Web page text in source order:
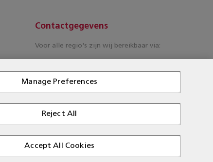
Contactgegevens
Voor alle regio's zijn wij bereikbaar via:
E: customercare@rbc-nederland.com
Manage Preferences
Reject All
Accept All Cookies